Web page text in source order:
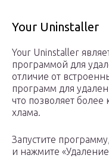
Your Uninstaller
Your Uninstaller
программой для
отличие от
программ для
что позволяет более
хлама.
Запустите
и нажмите